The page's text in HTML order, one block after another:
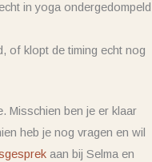
in yoga ondergedompeld
of klopt de timing echt nog
Misschien ben je er klaar
heb je nog vragen en wil
aan bij Selma en